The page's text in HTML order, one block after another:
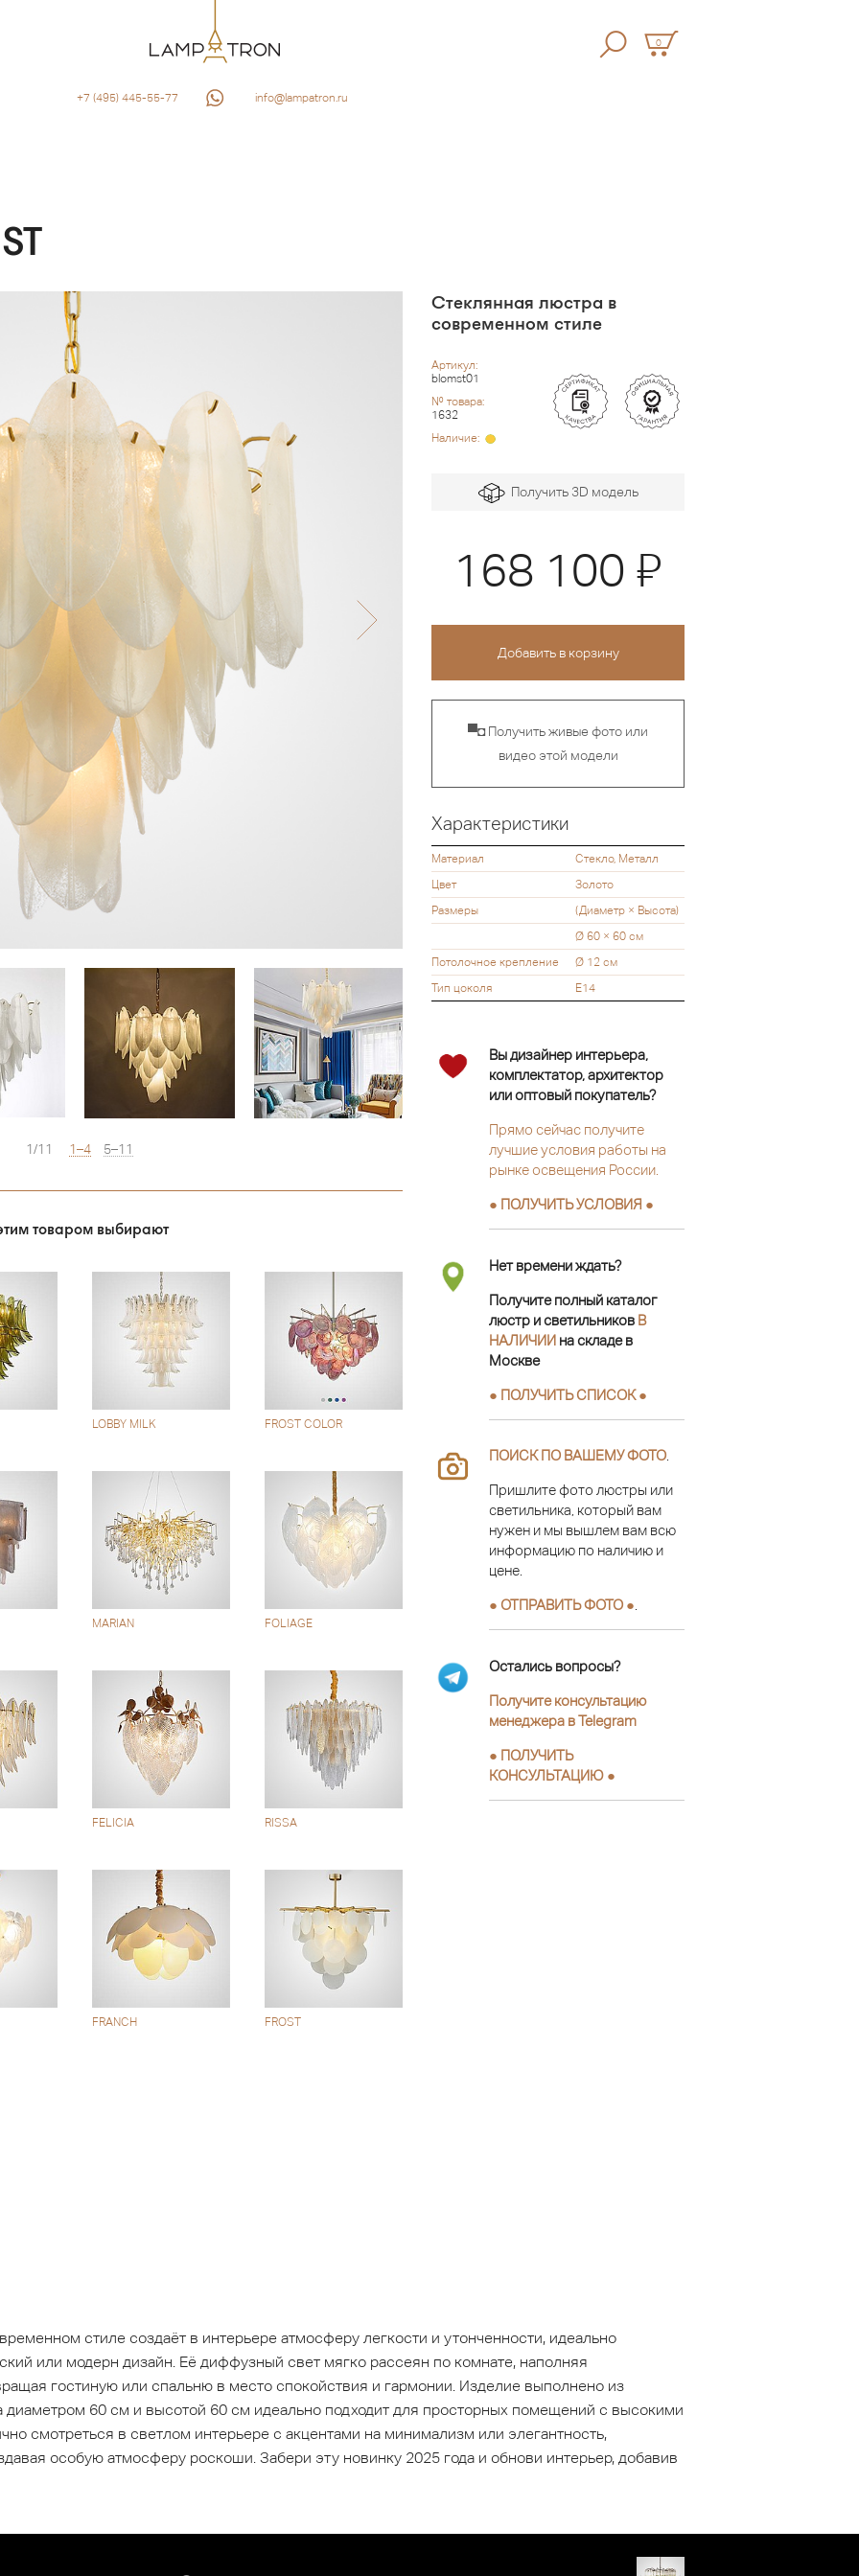
0
+7 (495) 445-55-77 info@lampatron.ru
1/11 1–4 5–11
товаром выбирают
LOBBY MILK FROST COLOR
MARIAN FOLIAGE
FELICIA RISSA
FRANCH FROST
Стеклянная люстра в
современном стиле
Артикул:
blomst01
№ товара:
1632
Наличие:
Получить 3D модель
168 100 Я
▀◘ Получить живые фото или
видео этой модели
Характеристики
Материал
Стекло, Металл
Цвет
Золото
Размеры
(Диаметр × Высота)
Ø 60 × 60 см
Потолочное крепление
Ø 12 см
Тип цоколя
Е14
Вы дизайнер интерьера,
комплектатор, архитектор
или оптовый покупатель?
Прямо сейчас получите
лучшие условия работы на
рынке освещения России.
● ПОЛУЧИТЬ УСЛОВИЯ ●
Нет времени ждать?
Получите полный каталог
люстр и светильников В
НАЛИЧИИ на складе в
Москве
● ПОЛУЧИТЬ СПИСОК ●
ПОИСК ПО ВАШЕМУ ФОТО
Пришлите фото люстры или
светильника, который вам
нужен и мы вышлем вам всю
информацию по наличию и
цене.
● ОТПРАВИТЬ ФОТО ●
Остались вопросы?
Получите консультацию
менеджера в Telegram
● ПОЛУЧИТЬ
КОНСУЛЬТАЦИЮ ●
стиле создаёт в интерьере атмосферу легкости и утонченности, идеально
или модерн дизайн. Её диффузный свет мягко рассеян по комнате, наполняя
гостиную или спальню в место спокойствия и гармонии. Изделие выполнено из
диаметром 60 см и высотой 60 см идеально подходит для просторных помещений с высокими
смотреться в светлом интерьере с акцентами на минимализм или элегантность,
особую атмосферу роскоши. Забери эту новинку 2025 года и обнови интерьер, добавив